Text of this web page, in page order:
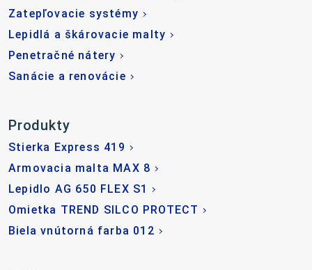
Zatepľovacie systémy
Lepidlá a škárovacie malty
Penetračné nátery
Sanácie a renovácie
Produkty
Stierka Express 419
Armovacia malta MAX 8
Lepidlo AG 650 FLEX S1
Omietka TREND SILCO PROTECT
Biela vnútorná farba 012